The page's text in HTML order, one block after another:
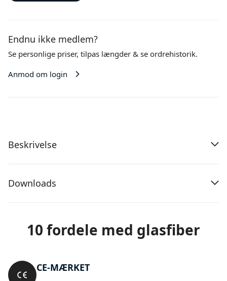
Endnu ikke medlem?
Se personlige priser, tilpas længder & se ordrehistorik.
Anmod om login
Beskrivelse
Downloads
10 fordele med glasfiber
CE-MÆRKET